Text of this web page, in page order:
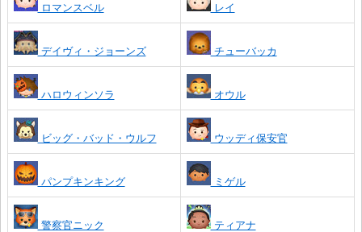
ロマンスベル レイ
デイヴィ・ジョーンズ チューバッカ
ハロウィンソラ オウル
ビッグ・バッド・ウルフ ウッディ保安官
パンプキンキング ミゲル
警察官ニック ティアナ